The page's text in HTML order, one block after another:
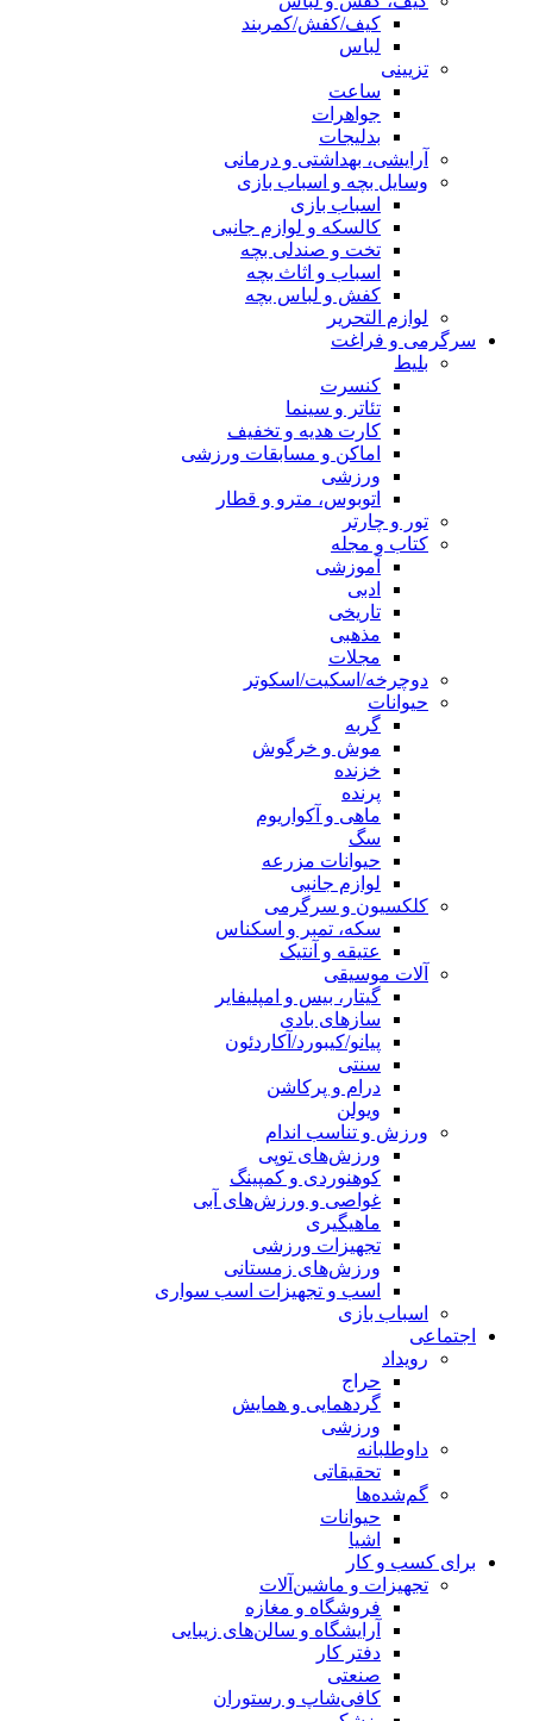
کیف/کفش/کمربند
لباس
تزیینی
ساعت
جواهرات
بدلیجات
آرایشی، بهداشتی و درمانی
وسایل بچه و اسباب بازی
اسباب بازی
کالسکه و لوازم جانبی
تخت و صندلی بچه
اسباب و اثاث بچه
کفش و لباس بچه
لوازم التحریر
سرگرمی و فراغت
بلیط
کنسرت
تئاتر و سینما
کارت هدیه و تخفیف
اماکن و مسابقات ورزشی
ورزشی
اتوبوس، مترو و قطار
تور و چارتر
کتاب و مجله
آموزشی
ادبی
تاریخی
مذهبی
مجلات
دوچرخه/اسکیت/اسکوتر
حیوانات
گربه
موش و خرگوش
خزنده
پرنده
ماهی و آکواریوم
سگ
حیوانات مزرعه
لوازم جانبی
کلکسیون و سرگرمی
سکه، تمبر و اسکناس
عتیقه و آنتیک
آلات موسیقی
گیتار، بیس و امپلیفایر
سازهای بادی
پیانو/کیبورد/آکاردئون
سنتی
درام و پرکاشن
ویولن
ورزش و تناسب اندام
ورزش‌های توپی
کوهنوردی و کمپینگ
غواصی و ورزش‌های آبی
ماهیگیری
تجهیزات ورزشی
ورزش‌های زمستانی
اسب و تجهیزات اسب سواری
اسباب‌ بازی
اجتماعی
رویداد
حراج
گردهمایی و همایش
ورزشی
داوطلبانه
تحقیقاتی
گم‌شده‌ها
حیوانات
اشیا
برای کسب و کار
تجهیزات و ماشین‌آلات
فروشگاه و مغازه
آرایشگاه و سالن‌های زیبایی
دفتر کار
صنعتی
کافی‌شاپ و رستوران